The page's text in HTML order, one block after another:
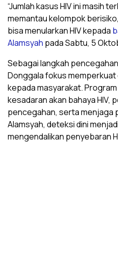
“Jumlah kasus HIV ini masih
memantau kelompok
bisa menularkan HIV kepada
Alamsyah pada Sabtu, 5
Sebagai langkah
Donggala fokus memperkuat
kepada masyarakat.
kesadaran akan bahaya HIV,
pencegahan, serta menjaga
Alamsyah, deteksi dini
mengendalikan penyebaran